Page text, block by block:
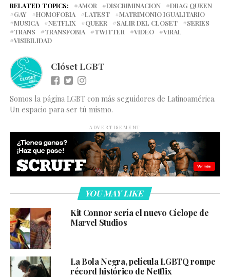
RELATED TOPICS: AMOR DISCRIMINACION
DRAG QUEEN
GAY
HOMOFOBIA LATEST
MATRIMONIO IGUALITARIO
MUSICA
NETFLIX QUEER SALIR DEL CLOSET
SERIES
TRANS
TRANSFOBIA TWITTER VIDEO
VIRAL
VISIBILIDAD
Clóset LGBT
Somos la página LGBT con más seguidores de Latinoamérica.
Un espacio para ser tú mismo.
ADVERTISEMENT
YOU MAY LIKE
Kit Connor sería el nuevo Cíclope de
Marvel Studios
La Bola Negra, película LGBTQ rompe
récord histórico de Netflix